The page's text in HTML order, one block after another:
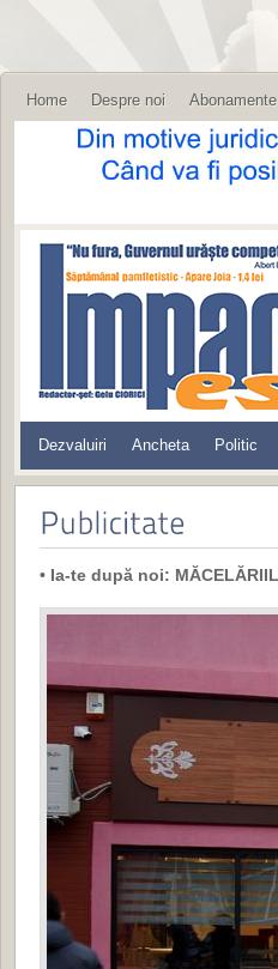
Home Despre noi Abonamente
Dezvaluiri Ancheta Politic
• Ia-te după noi: